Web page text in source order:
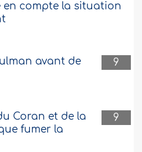
en compte la situation
9
avant de
9
Coran et de la
fumer la